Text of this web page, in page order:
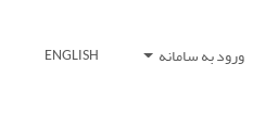
ورود به سامانه ENGLISH